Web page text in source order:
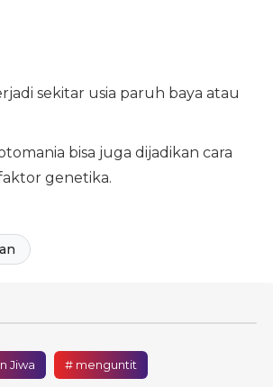
sekitar usia paruh baya atau
bisa juga dijadikan cara
genetika.
Jiwa # menguntit